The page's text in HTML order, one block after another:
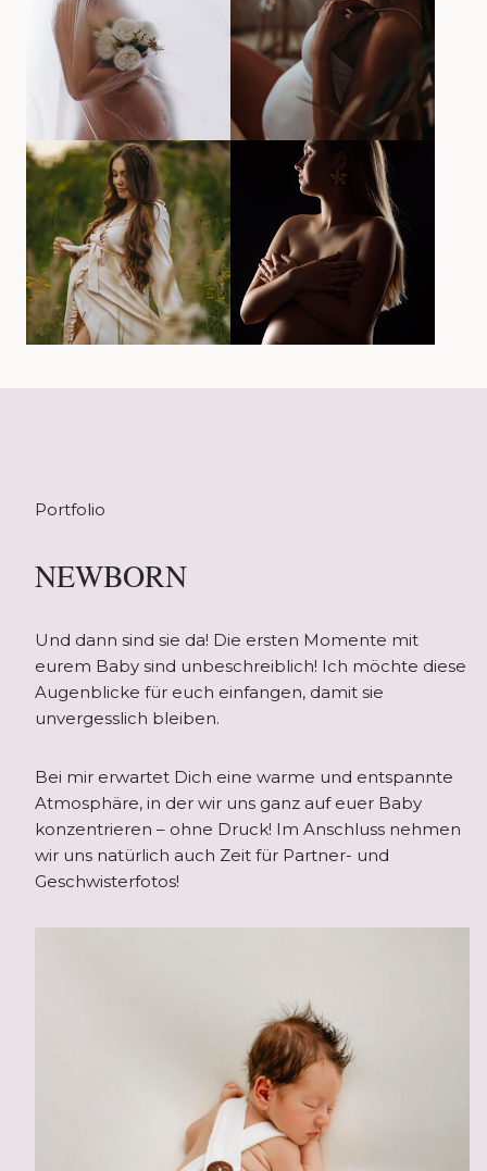
Portfolio
NEWBORN
Und dann sind sie da! Die ersten Momente mit
eurem Baby sind unbeschreiblich! Ich möchte diese
Augenblicke für euch einfangen, damit sie
unvergesslich bleiben.
Bei mir erwartet Dich eine warme und entspannte
Atmosphäre, in der wir uns ganz auf euer Baby
konzentrieren – ohne Druck! Im Anschluss nehmen
wir uns natürlich auch Zeit für Partner- und
Geschwisterfotos!